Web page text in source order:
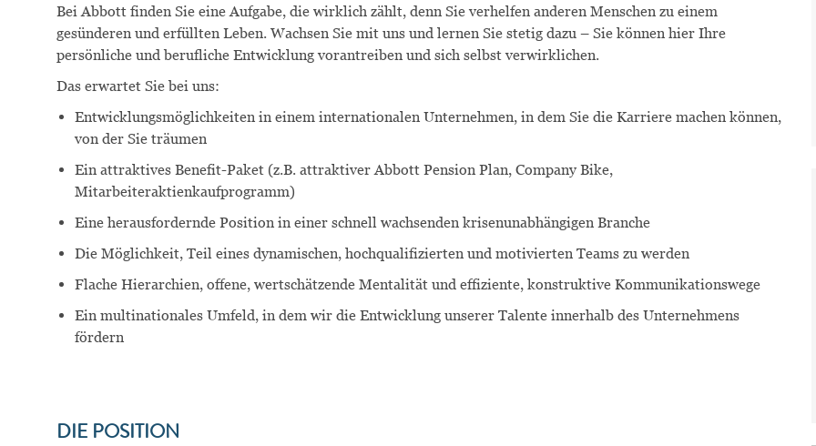
Bei Abbott finden Sie eine Aufgabe, die wirklich zählt, denn Sie verhelfen anderen Menschen zu einem
gesünderen und erfüllten Leben. Wachsen Sie mit uns und lernen Sie stetig dazu – Sie können hier Ihre
persönliche und berufliche Entwicklung vorantreiben und sich selbst verwirklichen.
Das erwartet Sie bei uns:
Entwicklungsmöglichkeiten in einem internationalen Unternehmen, in dem Sie die Karriere machen können,
von der Sie träumen
Ein attraktives Benefit-Paket (z.B. attraktiver Abbott Pension Plan, Company Bike,
Mitarbeiteraktienkaufprogramm)
Eine herausfordernde Position in einer schnell wachsenden krisenunabhängigen Branche
Die Möglichkeit, Teil eines dynamischen, hochqualifizierten und motivierten Teams zu werden
Flache Hierarchien, offene, wertschätzende Mentalität und effiziente, konstruktive Kommunikationswege
Ein multinationales Umfeld, in dem wir die Entwicklung unserer Talente innerhalb des Unternehmens
fördern
DIE POSITION